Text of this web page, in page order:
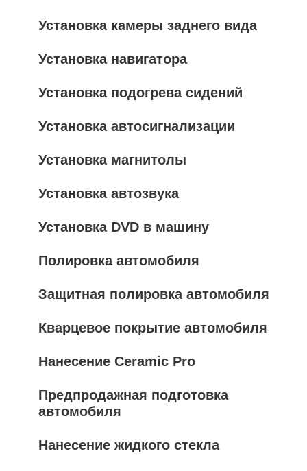
Установка камеры заднего вида
Установка навигатора
Установка подогрева сидений
Установка автосигнализации
Установка магнитолы
Установка автозвука
Установка DVD в машину
Полировка автомобиля
Защитная полировка автомобиля
Кварцевое покрытие автомобиля
Нанесение Ceramic Pro
Предпродажная подготовка
автомобиля
Нанесение жидкого стекла